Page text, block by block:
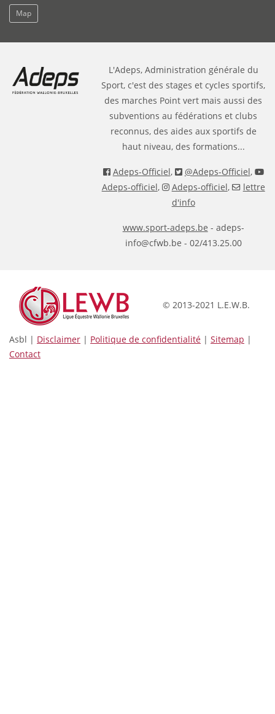
Map
L'Adeps, Administration générale du
Sport, c'est des stages et cycles sportifs,
des marches Point vert mais aussi des
subventions au fédérations et clubs
reconnus, des aides aux sportifs de
haut niveau, des formations...
Adeps-Officiel, @Adeps-Officiel,
Adeps-officiel, Adeps-officiel,
lettre
d'info
www.sport-adeps.be - adeps-
info@cfwb.be - 02/413.25.00
© 2013-2021 L.E.W.B.
Asbl | Disclaimer | Politique de confidentialité | Sitemap |
Contact